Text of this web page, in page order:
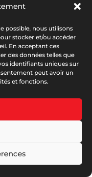
possible, nous utilisons
stocker et/ou accéder
En acceptant ces
des données telles que
identifiants uniques sur
peut avoir un
et fonctions.
PERRY
|C.G.V Serbois|